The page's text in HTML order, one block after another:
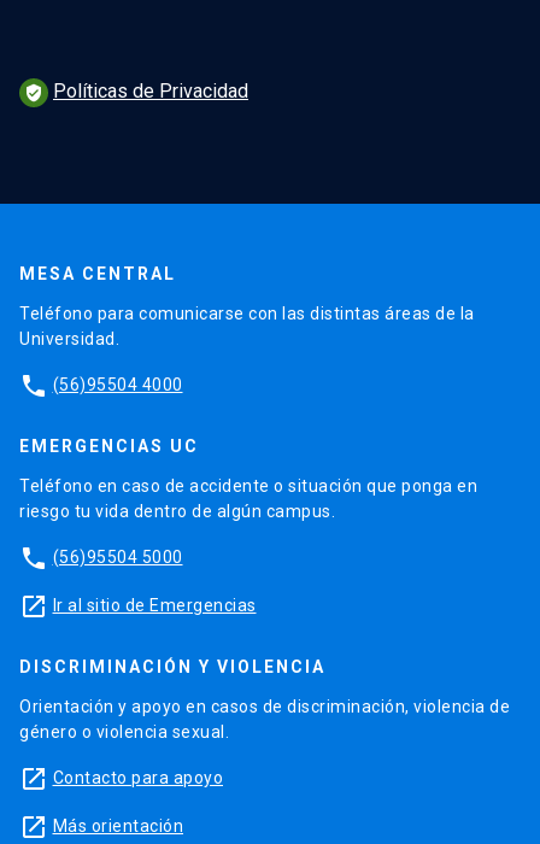
verified_user Políticas de Privacidad
MESA CENTRAL
Teléfono para comunicarse con las distintas áreas de la
Universidad.
phone (56)95504 4000
EMERGENCIAS UC
Teléfono en caso de accidente o situación que ponga en
riesgo tu vida dentro de algún campus.
phone (56)95504 5000
launch Ir al sitio de Emergencias
DISCRIMINACIÓN Y VIOLENCIA
Orientación y apoyo en casos de discriminación, violencia de
género o violencia sexual.
launch Contacto para apoyo
launch Más orientación